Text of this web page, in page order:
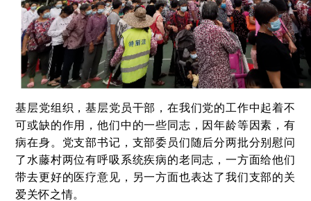
基层党组织，基层党员干部，在我们党的工作中起着不
可或缺的作用，他们中的一些同志，因年龄等因素，有
病在身。党支部书记，支部委员们随后分两批分别慰问
了水藤村两位有呼吸系统疾病的老同志，一方面给他们
带去更好的医疗意见，另一方面也表达了我们支部的关
爱关怀之情。